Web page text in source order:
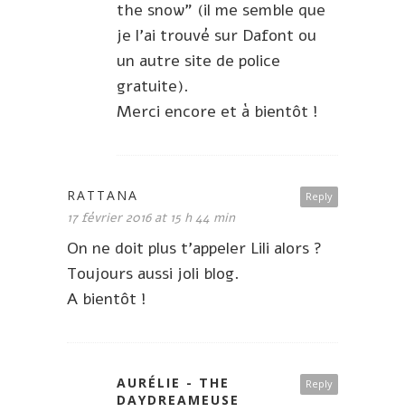
the snow” (il me semble que
je l’ai trouvé sur Dafont ou
un autre site de police
gratuite).
Merci encore et à bientôt !
Reply
RATTANA
17 février 2016 at 15 h 44 min
On ne doit plus t’appeler Lili alors ?
Toujours aussi joli blog.
A bientôt !
Reply
AURÉLIE - THE
DAYDREAMEUSE